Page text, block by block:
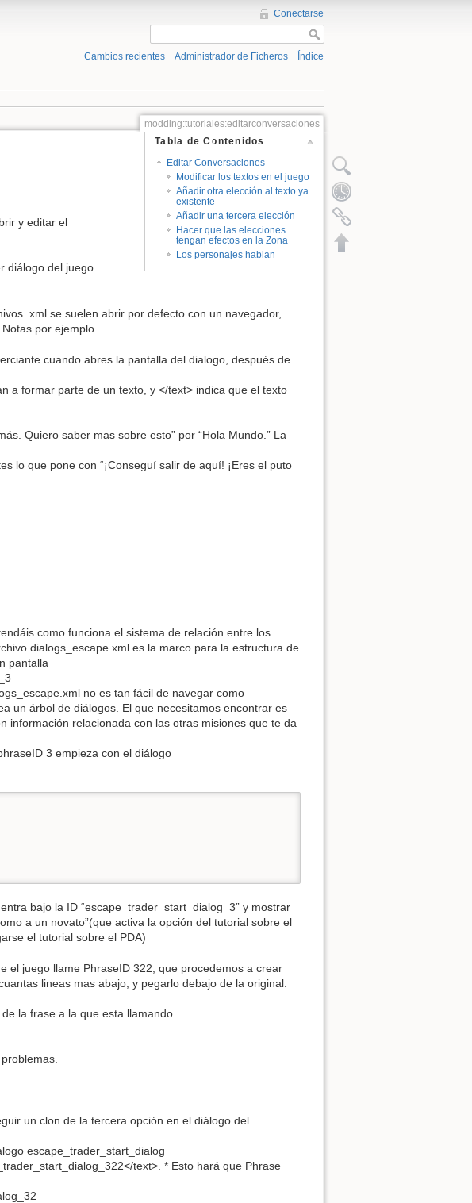
Conectarse
Cambios recientes Administrador de Ficheros Índice
modding:tutoriales:editarconversaciones
Tabla de Contenidos
Editar Conversaciones
Modificar los textos en el juego
Añadir otra elección al texto ya
existente
Añadir una tercera elección
Hacer que las elecciones
tengan efectos en la Zona
Los personajes hablan
y editar el
diálogo del juego.
.xml se suelen abrir por defecto con un navegador,
por ejemplo
cuando abres la pantalla del dialogo, después de
a formar parte de un texto, y </text> indica que el texto
Quiero saber mas sobre esto” por “Hola Mundo.” La
lo que pone con “¡Conseguí salir de aquí! ¡Eres el puto
como funciona el sistema de relación entre los
dialogs_escape.xml es la marco para la estructura de
pantalla
no es tan fácil de navegar como
un árbol de diálogos. El que necesitamos encontrar es
información relacionada con las otras misiones que te da
3 empieza con el diálogo
bajo la ID “escape_trader_start_dialog_3” y mostrar
a un novato”(que activa la opción del tutorial sobre el
el tutorial sobre el PDA)
el juego llame PhraseID 322, que procedemos a crear
lineas mas abajo, y pegarlo debajo de la original.
la frase a la que esta llamando
un clon de la tercera opción en el diálogo del
escape_trader_start_dialog
text>. * Esto hará que Phrase